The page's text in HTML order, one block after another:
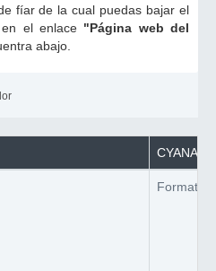
fíar de la cual puedas bajar el
en el enlace "Página web del
abajo.
CYANA
Formato